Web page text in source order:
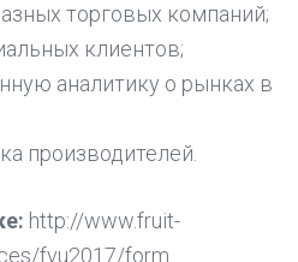
торговых компаний;
клиентов;
аналитику о рынках в
производителей.
http://www.fruit-
fvu2017/form